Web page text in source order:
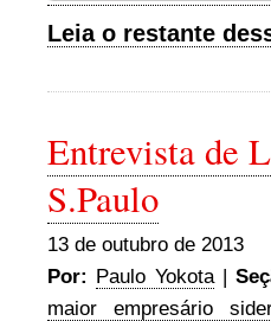
Leia o restante
Entrevista de
S.Paulo
13 de outubro de 2013
Por: Paulo Yokota|
maior empresário